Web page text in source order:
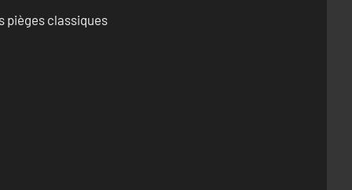
pièges classiques